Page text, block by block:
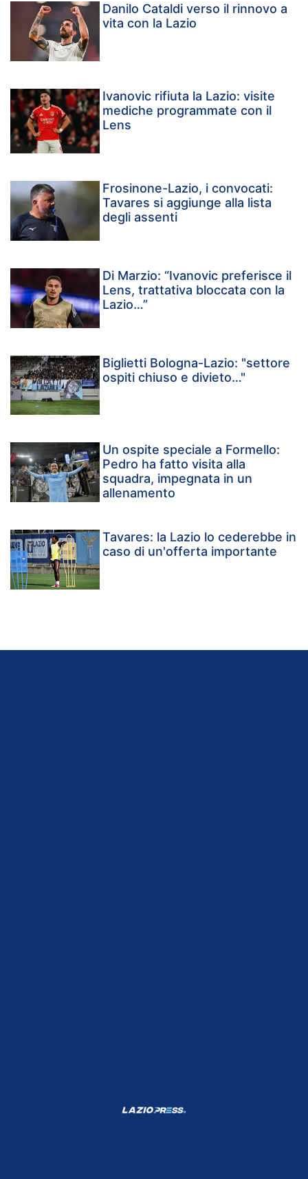
Danilo Cataldi verso il rinnovo a
vita con la Lazio
Ivanovic rifiuta la Lazio: visite
mediche programmate con il
Lens
Frosinone-Lazio, i convocati:
Tavares si aggiunge alla lista
degli assenti
Di Marzio: “Ivanovic preferisce il
Lens, trattativa bloccata con la
Lazio…”
Biglietti Bologna-Lazio: "settore
ospiti chiuso e divieto…"
Un ospite speciale a Formello:
Pedro ha fatto visita alla
squadra, impegnata in un
allenamento
Tavares: la Lazio lo cederebbe in
caso di un'offerta importante